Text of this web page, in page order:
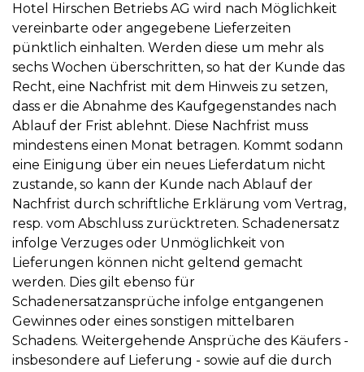
Hotel Hirschen Betriebs AG wird nach Möglichkeit
vereinbarte oder angegebene Lieferzeiten
pünktlich einhalten. Werden diese um mehr als
sechs Wochen überschritten, so hat der Kunde das
Recht, eine Nachfrist mit dem Hinweis zu setzen,
dass er die Abnahme des Kaufgegenstandes nach
Ablauf der Frist ablehnt. Diese Nachfrist muss
mindestens einen Monat betragen. Kommt sodann
eine Einigung über ein neues Lieferdatum nicht
zustande, so kann der Kunde nach Ablauf der
Nachfrist durch schriftliche Erklärung vom Vertrag,
resp. vom Abschluss zurücktreten. Schadenersatz
infolge Verzuges oder Unmöglichkeit von
Lieferungen können nicht geltend gemacht
werden. Dies gilt ebenso für
Schadenersatzansprüche infolge entgangenen
Gewinnes oder eines sonstigen mittelbaren
Schadens. Weitergehende Ansprüche des Käufers -
insbesondere auf Lieferung - sowie auf die durch